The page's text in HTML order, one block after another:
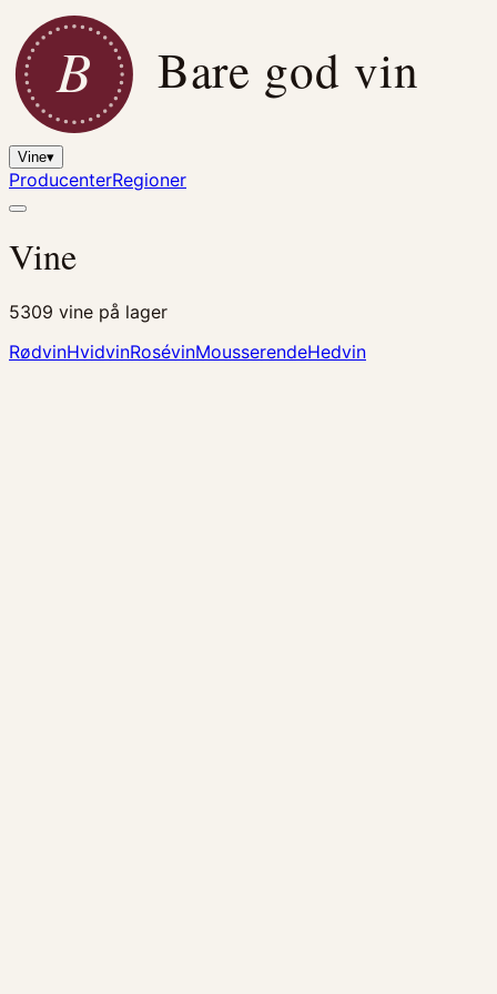
B Bare god vin
Vine▾
ProducenterRegioner
Vine
5309 vine på lager
RødvinHvidvinRosévinMousserendeHedvin